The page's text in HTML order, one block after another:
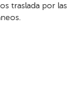
traslada por las